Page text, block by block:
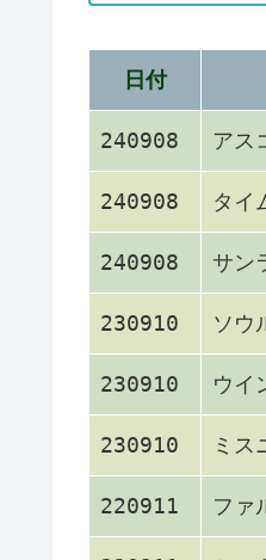
日付
240908 アス
240908 タイ
240908 サン
230910 ソウ
230910 ウイ
230910 ミス
220911 ファ